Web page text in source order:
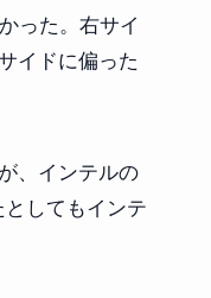
った。右サイ
イドに偏った
、インテルの
してもインテ